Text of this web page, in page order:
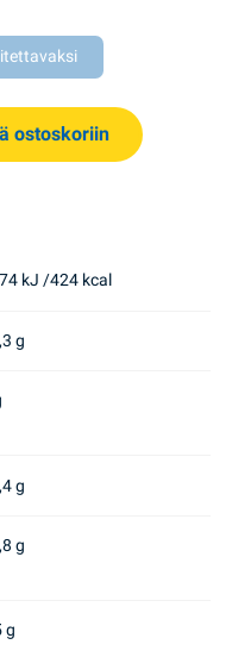
ostoskoriin
kJ /424 kcal
g
g
g
g